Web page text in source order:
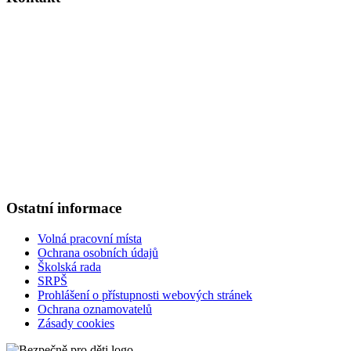
Ostatní informace
Volná pracovní místa
Ochrana osobních údajů
Školská rada
SRPŠ
Prohlášení o přístupnosti webových stránek
Ochrana oznamovatelů
Zásady cookies